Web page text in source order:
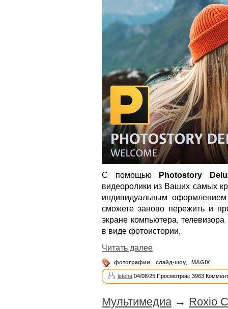
С помощью
Photostory
видеоролики из Ваших самых
индивидуальным
сможете заново пережить и
экране компьютера,
в виде фотоистории.
Читать далее
фотографии слайд-шоу MAGIX
leteha 04/08/25 Просмотров: 3963
Мультимедиа→ Roxio